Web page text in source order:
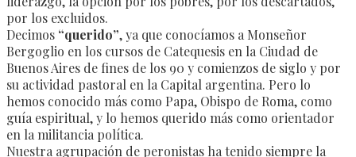
por los excluidos.
Decimos “querido”, ya que conocíamos a Monseñor
Bergoglio en los cursos de Catequesis en la Ciudad de
Buenos Aires de fines de los 90 y comienzos de siglo y por
su actividad pastoral en la Capital argentina. Pero lo
hemos conocido más como Papa, Obispo de Roma, como
guía espiritual, y lo hemos querido más como orientador
en la militancia política.
Nuestra agrupación de peronistas ha tenido siempre la